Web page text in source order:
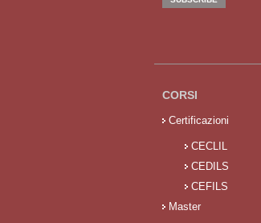
CORSI
Certificazioni
CECLIL
CEDILS
CEFILS
Master